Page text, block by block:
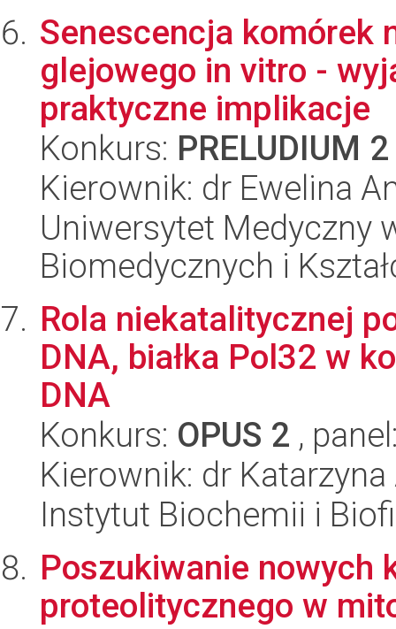
Senescencja komórek
glejowego in vitro -
praktyczne implikacje
Konkurs: PRELUDIUM 2
Kierownik: dr Ewelina
Uniwersytet Medyczny
Biomedycznych i
Rola niekatalitycznej
DNA, białka Pol32 w
DNA
Konkurs: OPUS 2 ,
Kierownik: dr
Instytut Biochemii i
Poszukiwanie nowych
proteolitycznego w